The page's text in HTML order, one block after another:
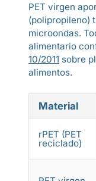
PET virgen
(polipropileno)
microondas.
alimentario
10/2011 sobre
alimentos.
Material
rPET (PET
reciclado)